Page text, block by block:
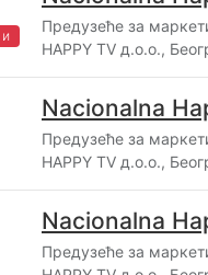
Предузеће за
HAPPY TV д.о.о.,
Nacionalna
Предузеће за
HAPPY TV д.о.о.,
Nacionalna
Предузеће за